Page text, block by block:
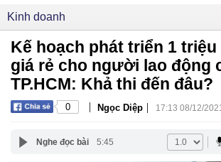
Kinh doanh
Kế hoạch phát triển 1
giá rẻ cho người lao động
TP.HCM: Khả thi đến đâu?
0 | Ngọc Diệp | 17:13 08/12/
Nghe đọc bài 5:45